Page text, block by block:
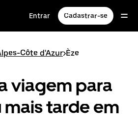
Entrar Cadastrar-se
Côte d'Azur>Èze
viagem para
tarde em